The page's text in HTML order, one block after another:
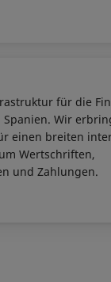
für die
Wir
einen breiten
Wertschriften,
und Zahlungen.